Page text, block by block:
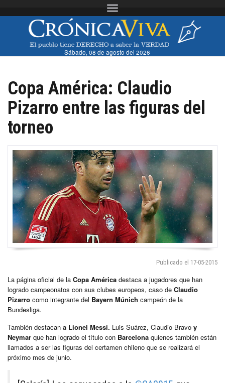
Toggle navigation
Sábado, 08 de agosto del 2026
Copa América: Claudio
Pizarro entre las figuras del
torneo
Publicado el 17-05-2015
La página oficial de la Copa América destaca a jugadores que han
logrado campeonatos con sus clubes europeos, caso de Claudio
Pizarro como integrante del Bayern Múnich campeón de la
Bundesliga.
También destacan a Lionel Messi. Luis Suárez, Claudio Bravo y
Neymar que han logrado el título con Barcelona quienes también están
llamados a ser las figuras del certamen chileno que se realizará el
próximo mes de junio.